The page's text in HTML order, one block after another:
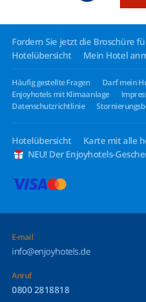
Fordern Sie jetzt die Broschüre
Hotelübersicht
Mein Hotel
Häufig gestellte Fragen
Darf mein
Enjoyhotels mit Klimaanlage
Datenschutzrichtlinie
Hotelübersicht Karte mit alle
NEU! Der Enjoyhotels-
E-mail
info@enjoyhotels.de
Anruf
0800 2818818